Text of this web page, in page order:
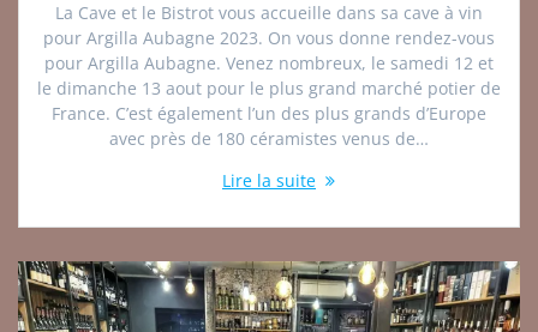
La Cave et le Bistrot vous accueille dans sa cave à vin
pour Argilla Aubagne 2023. On vous donne rendez-vous
pour Argilla Aubagne. Venez nombreux, le samedi 12 et
le dimanche 13 aout pour le plus grand marché potier de
France. C’est également l’un des plus grands d’Europe
avec près de 180 céramistes venus de…
Lire la suite